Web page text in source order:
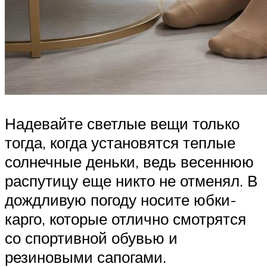
Надевайте светлые вещи только
тогда, когда установятся теплые
солнечные деньки, ведь весеннюю
распутицу еще никто не отменял. В
дождливую погоду носите юбки-
карго, которые отлично смотрятся
со спортивной обувью и
резиновыми сапогами.